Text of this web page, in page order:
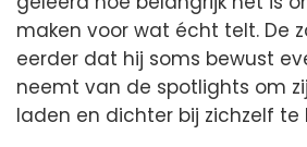
maken voor wat écht telt. De
eerder dat hij soms bewust
neemt van de spotlights om
laden en dichter bij zichzelf te